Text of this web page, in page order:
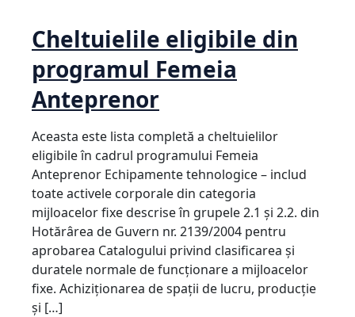
Cheltuielile eligibile din
programul Femeia
Anteprenor
Aceasta este lista completă a cheltuielilor
eligibile în cadrul programului Femeia
Anteprenor Echipamente tehnologice – includ
toate activele corporale din categoria
mijloacelor fixe descrise în grupele 2.1 și 2.2. din
Hotărârea de Guvern nr. 2139/2004 pentru
aprobarea Catalogului privind clasificarea și
duratele normale de funcționare a mijloacelor
fixe. Achiziționarea de spații de lucru, producție
și […]